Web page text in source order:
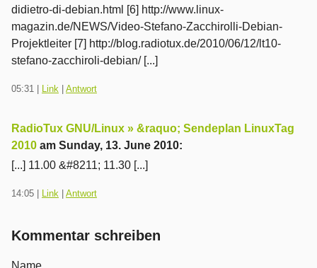
didietro-di-debian.html [6] http://www.linux-
magazin.de/NEWS/Video-Stefano-Zacchirolli-Debian-
Projektleiter [7] http://blog.radiotux.de/2010/06/12/lt10-
stefano-zacchiroli-debian/ [...]
05:31 Link Antwort
RadioTux GNU/Linux » &raquo; Sendeplan LinuxTag
2010 am Sunday, 13. June 2010:
[...] 11.00 &#8211; 11.30 [...]
14:05 Link Antwort
Kommentar schreiben